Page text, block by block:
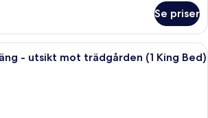
Se priser
Ett mysigt vardagsrum med en
- utsikt mot trädgården (1 King Bed)